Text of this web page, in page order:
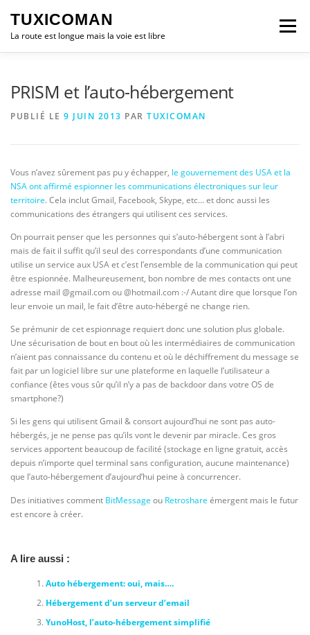
contenu
TUXICOMAN
La route est longue mais la voie est libre
Menu
PRISM et l’auto-hébergement
PUBLIÉ LE 9 JUIN 2013 PAR TUXICOMAN
Vous n’avez sûrement pas pu y échapper, le gouvernement des USA et la
NSA ont affirmé espionner les communications électroniques sur leur
territoire. Cela inclut Gmail, Facebook, Skype, etc… et donc aussi les
communications des étrangers qui utilisent ces services.
On pourrait penser que les personnes qui s’auto-hébergent sont à l’abri
mais de fait il suffit qu’il seul des correspondants d’une communication
utilise un service aux USA et c’est l’ensemble de la communication qui peut
être espionnée. Malheureusement, bon nombre de mes contacts ont une
adresse mail @gmail.com ou @hotmail.com :-/ Autant dire que lorsque l’on
leur envoie un mail, le fait d’être auto-hébergé ne change rien.
Se prémunir de cet espionnage requiert donc une solution plus globale.
Une sécurisation de bout en bout où les intermédiaires de communication
n’aient pas connaissance du contenu et où le déchiffrement du message se
fait par un logiciel libre sur une plateforme en laquelle l’utilisateur a
confiance (êtes vous sûr qu’il n’y a pas de backdoor dans votre OS de
smartphone?)
Si les gens qui utilisent Gmail & consort aujourd’hui ne sont pas auto-
hébergés, je ne pense pas qu’ils vont le devenir par miracle. Ces gros
services apportent beaucoup de facilité (stockage en ligne gratuit, accès
depuis n’importe quel terminal sans configuration, aucune maintenance)
que l’auto-hébergement d’aujourd’hui peine à concurrencer.
Des initiatives comment BitMessage ou Retroshare émergent mais le futur
est encore à créer.
A lire aussi :
Auto hébergement: oui, mais….
Hébergement d’un serveur d’email
YunoHost, l’auto-hébergement simplifié